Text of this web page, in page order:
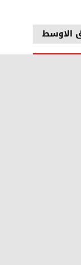
الاوسط